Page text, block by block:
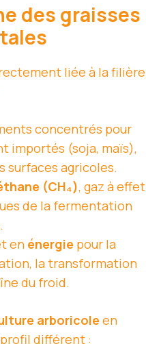
des graisses
liée à la filière
concentrés pour
importés (soja, maïs),
surfaces agricoles.
(CH₄), gaz à effet
de la fermentation
en énergie pour la
la transformation
du froid.
arboricole en
différent :